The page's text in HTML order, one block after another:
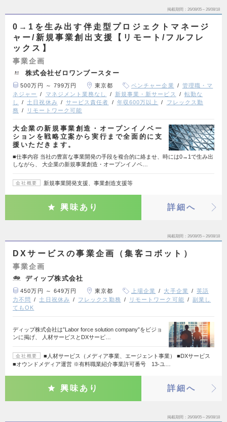
掲載期間 26/08/05～26/08/18
0→1を生み出す伴走型プロジェクトマネージ
ャー/新規事業創出支援【リモート/フルフレ
ックス】
事業企画
株式会社ゼロワンブースター
500万円 ～ 799万円 東京都 ベンチャー企業
管理職・マ
ネジャー
マネジメント業務なし 新規事業・新サービス
転勤な
し
土日祝休み サービス責任者 年収600万以上
フレックス勤
務
リモートワーク可能
大企業の新規事業創造・オープンイノベー
ションを戦略立案から実行まで全面的に支
援いただきます。
■仕事内容 当社の豊富な事業開発の手段を複合的に絡ませ、時には0→1で生み出
しながら、 大企業の新規事業創造・オープンイノベ…
会社概要 新規事業開発支援、事業創造支援等
興味あり 詳細へ
掲載期間 26/08/05～26/08/18
DXサービスの事業企画（集客コボット）
事業企画
ディップ株式会社
450万円 ～ 649万円 東京都 上場企業 大手企業
英語
力不問
土日祝休み フレックス勤務 リモートワーク可能
副業し
てもOK
ディップ株式会社は”Labor force solution company”をビジョ
ンに掲げ、 人材サービスとDXサービ…
会社概要
■人材サービス（メディア事業、エージェント事業） ■DXサービス
■オウンドメディア運営 ※有料職業紹介事業許可番号 13-ユ…
興味あり 詳細へ
掲載期間 26/08/05～26/08/18